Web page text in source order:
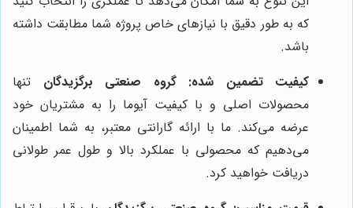
که به طور دقیق با نیازهای خاص پروژه شما مطابقت داشته
باشد.
کیفیت تضمین شده:
گروه صنعتی برگزیدگان تنها
محصولات اصلی و با کیفیت آیوما را به مشتریان خود
عرضه می‌کند. ما با ارائه گارانتی معتبر، به شما اطمینان
می‌دهیم که محصولی با عملکرد بالا و طول عمر طولانی
دریافت خواهید کرد.